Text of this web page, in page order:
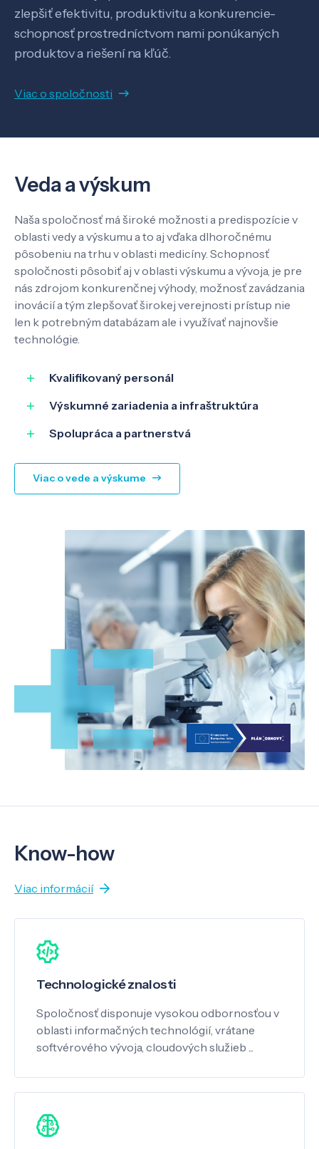
Know-how
SK
zlepšiť efektivitu, produktivitu a konkurencie-
schopnosť prostredníctvom nami ponúkaných
produktov a riešení na kľúč.
Viac o spoločnosti
Veda a výskum
Naša spoločnosť má široké možnosti a predispozície v
oblasti vedy a výskumu a to aj vďaka dlhoročnému
pôsobeniu na trhu v oblasti medicíny. Schopnosť
spoločnosti pôsobiť aj v oblasti výskumu a vývoja, je pre
nás zdrojom konkurenčnej výhody, možnosť zavádzania
inovácií a tým zlepšovať širokej verejnosti prístup nie
len k potrebným databázam ale i využívať najnovšie
technológie.
Kvalifikovaný personál
Výskumné zariadenia a infraštruktúra
Spolupráca a partnerstvá
Viac o vede a výskume
Know-how
Viac informácií
Technologické znalosti
Spoločnosť disponuje vysokou odbornosťou v
oblasti informačných technológií, vrátane
softvérového vývoja, cloudových služieb ...